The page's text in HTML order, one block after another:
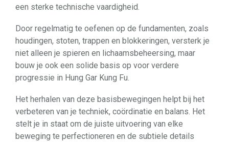
een sterke technische vaardigheid.
Door regelmatig te oefenen op de fundamenten, zoals
houdingen, stoten, trappen en blokkeringen, versterk je
niet alleen je spieren en lichaamsbeheersing, maar
bouw je ook een solide basis op voor verdere
progressie in Hung Gar Kung Fu.
Het herhalen van deze basisbewegingen helpt bij het
verbeteren van je techniek, coördinatie en balans. Het
stelt je in staat om de juiste uitvoering van elke
beweging te perfectioneren en de subtiele details